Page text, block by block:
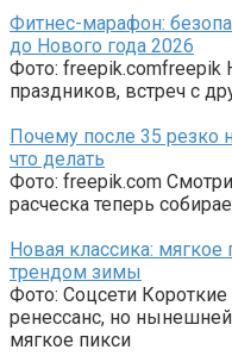
Фитнес-марафон:
до Нового года 2026
Фото:
праздников, встреч с
Почему после 35 резко
что делать
Фото: freepik.com
расческа теперь
Новая классика:
трендом зимы
Фото: Соцсети
ренессанс, но
мягкое пикси